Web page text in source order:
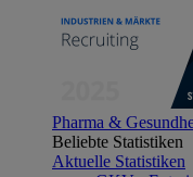
Pharma &
Beliebte Statistiken
Aktuelle Statistiken